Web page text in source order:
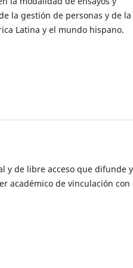
la gestión de personas y de la
Latina y el mundo hispano.
y de libre acceso que difunde y
académico de vinculación con